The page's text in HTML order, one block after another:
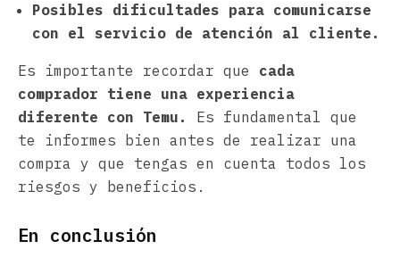
Posibles dificultades para comunicarse
con el servicio de atención al cliente.
Es importante recordar que cada
comprador tiene una experiencia
diferente con Temu.
Es fundamental que
te informes bien antes de realizar una
compra y que tengas en cuenta todos los
riesgos y beneficios.
En conclusión